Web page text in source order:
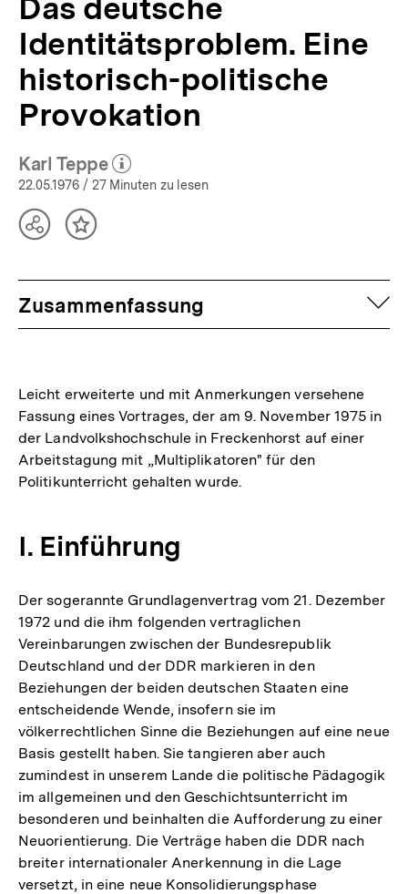
Das deutsche
Identitätsproblem. Eine
historisch-politische
Provokation
Karl Teppe
(Mehr zum Autor)
öffnen
22.05.1976 / 27 Minuten zu lesen
TeilenInhalt
Zusammenfassung
Leicht erweiterte und mit Anmerkungen versehene
Fassung eines Vortrages, der am 9. November 1975 in
der Landvolkshochschule in Freckenhorst auf einer
Arbeitstagung mit „Multiplikatoren" für den
Politikunterricht gehalten wurde.
I. Einführung
Der sogerannte Grundlagenvertrag vom 21. Dezember
1972 und die ihm folgenden vertraglichen
Vereinbarungen zwischen der Bundesrepublik
Deutschland und der DDR markieren in den
Beziehungen der beiden deutschen Staaten eine
entscheidende Wende, insofern sie im
völkerrechtlichen Sinne die Beziehungen auf eine neue
Basis gestellt haben. Sie tangieren aber auch
zumindest in unserem Lande die politische Pädagogik
im allgemeinen und den Geschichtsunterricht im
besonderen und beinhalten die Aufforderung zu einer
Neuorientierung. Die Verträge haben die DDR nach
breiter internationaler Anerkennung in die Lage
versetzt, in eine neue Konsolidierungsphase